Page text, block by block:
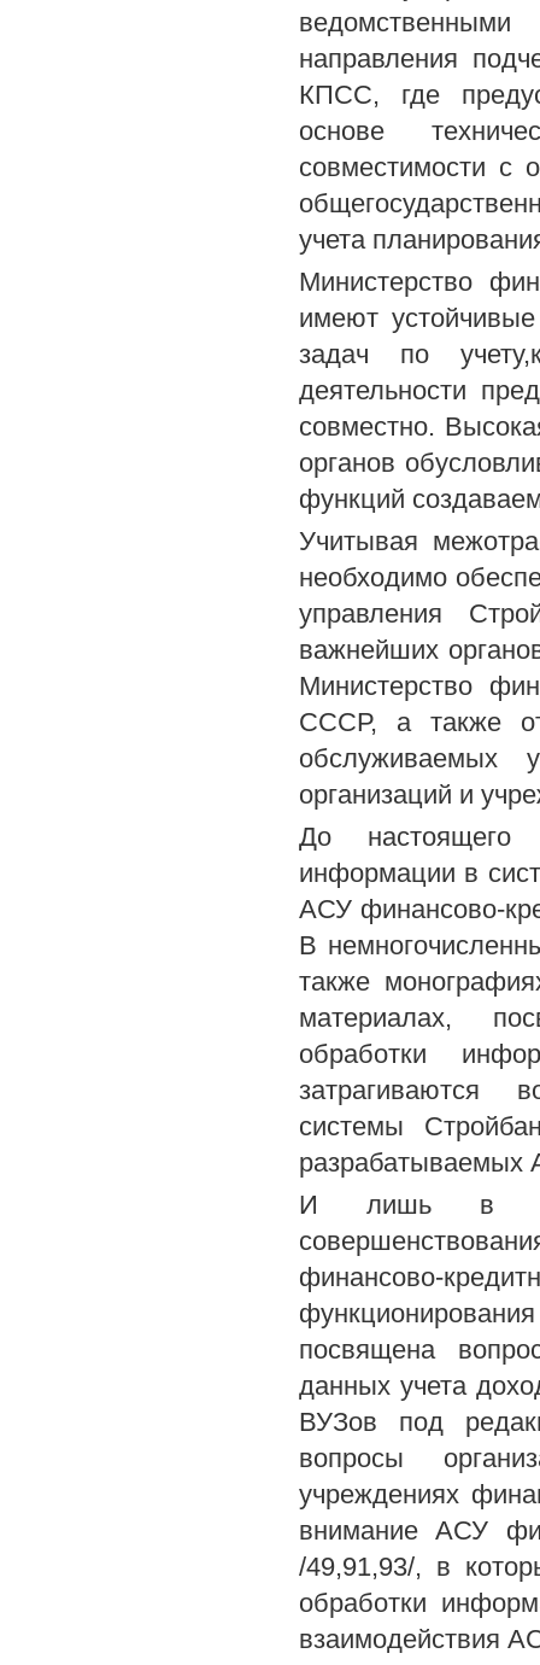
направления
КПСС, где
основе
совместимости с
учета
Министерство
имеют
задач по
деятельности
совместно.
органов
функций
Учитывая
необходимо
управления
важнейших
Министерство
СССР, а также
обслуживаемых
организаций и
До настоящего
информации в
АСУ финансово-
В
также
материалах,
обработки
затрагиваются
системы
разрабатываемых
И лишь в
финансово-
посвящена
данных учета
ВУЗов под
вопросы
учреждениях
внимание АСУ
/49,91,93/, в
обработки
взаимодействия